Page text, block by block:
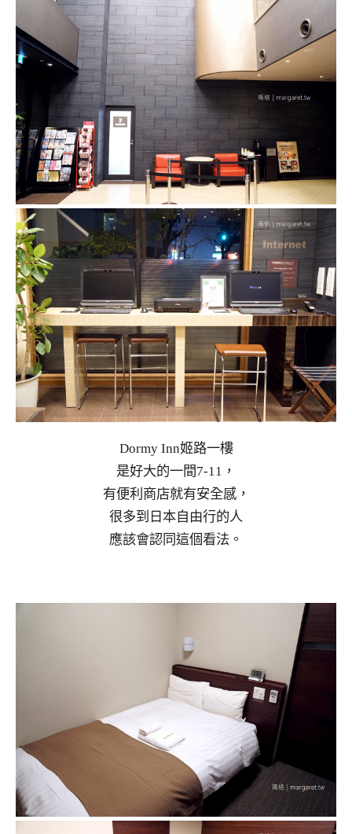
Dormy Inn姬路一樓
是好大的一間7-11，
有便利商店就有安全感，
很多到日本自由行的人
應該會認同這個看法。